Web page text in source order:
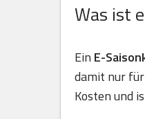
Was ist
Ein E-
damit nur
Kosten und